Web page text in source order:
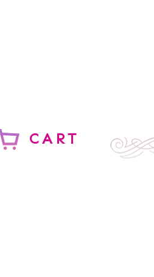
CART